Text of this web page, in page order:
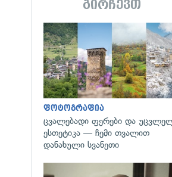
გირჩევთ
ფოტოგრაფია
ცვალებადი ფერები და
ესთეტიკა — ჩემი თვალით
დანახული სვანეთი